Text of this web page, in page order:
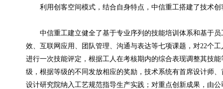
利用创客空间模式，结合自身特点，中信重工搭建了技术
中信重工建立健全了基于专业序列的技能培训体系和基于
效、互联网应用、团队管理、沟通与表达等七项课题，对22个工
进行一次技能评定，根据工人在考核期内的综合表现调整其技
级，根据等级的不同发放相应的奖励，技术系统有首席设计师
设计研究院纳入工艺规范指导生产实践；对重点创新成果，由